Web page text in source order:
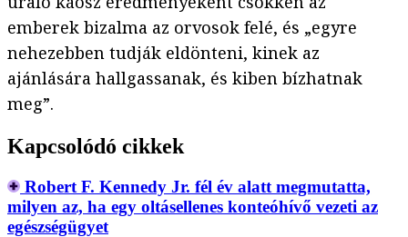
emberek bizalma az orvosok felé, és „egyre
nehezebben tudják eldönteni, kinek az
ajánlására hallgassanak, és kiben bízhatnak
meg”.
Kapcsolódó cikkek
Robert F. Kennedy Jr. fél év alatt megmutatta,
milyen az, ha egy oltásellenes konteóhívő vezeti az
egészségügyet